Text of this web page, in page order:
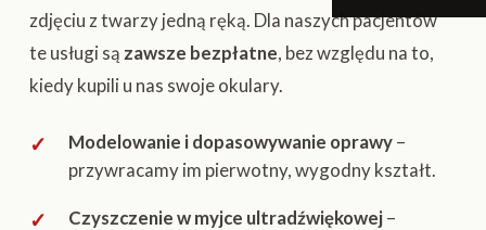
zdjęciu z twarzy jedną ręką. Dla naszych pacjentów
te usługi są zawsze bezpłatne, bez względu na to,
kiedy kupili u nas swoje okulary.
Modelowanie i dopasowywanie oprawy–
przywracamy im pierwotny, wygodny kształt.
Czyszczenie w myjce ultradźwiękowej–